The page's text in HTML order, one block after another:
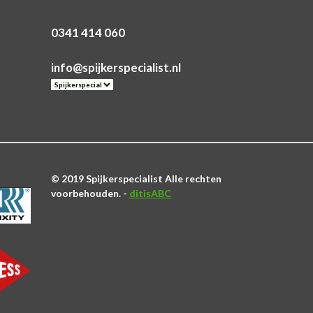
0341 414 060
info@spijkerspecialist.nl
© 2019 Spijkerspecialist Alle rechten
voorbehouden. - ditisABC